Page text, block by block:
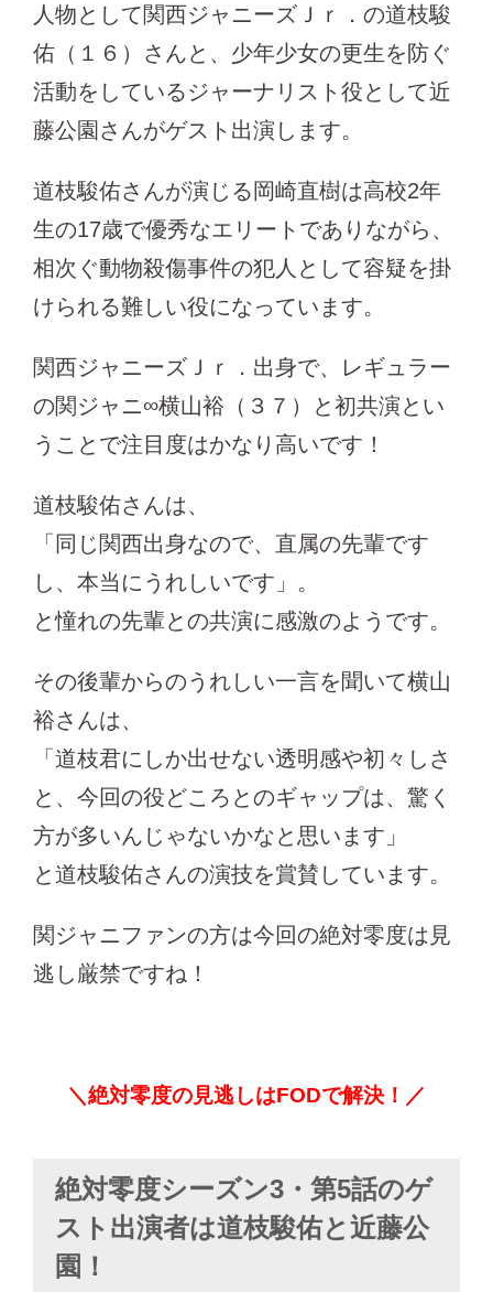
人物として関西ジャニーズＪｒ．の道枝駿
佑（１６）さんと、少年少女の更生を防ぐ
活動をしているジャーナリスト役として近
藤公園さんがゲスト出演します。
道枝駿佑さんが演じる岡崎直樹は高校2年
生の17歳で優秀なエリートでありながら、
相次ぐ動物殺傷事件の犯人として容疑を掛
けられる難しい役になっています。
関西ジャニーズＪｒ．出身で、レギュラー
の関ジャニ∞横山裕（３７）と初共演とい
うことで注目度はかなり高いです！
道枝駿佑さんは、
「同じ関西出身なので、直属の先輩です
し、本当にうれしいです」。
と憧れの先輩との共演に感激のようです。
その後輩からのうれしい一言を聞いて横山
裕さんは、
「道枝君にしか出せない透明感や初々しさ
と、今回の役どころとのギャップは、驚く
方が多いんじゃないかなと思います」
と道枝駿佑さんの演技を賞賛しています。
関ジャニファンの方は今回の絶対零度は見
逃し厳禁ですね！
＼絶対零度の見逃しはFODで解決！／
絶対零度シーズン3・第5話のゲ
スト出演者は道枝駿佑と近藤公
園！